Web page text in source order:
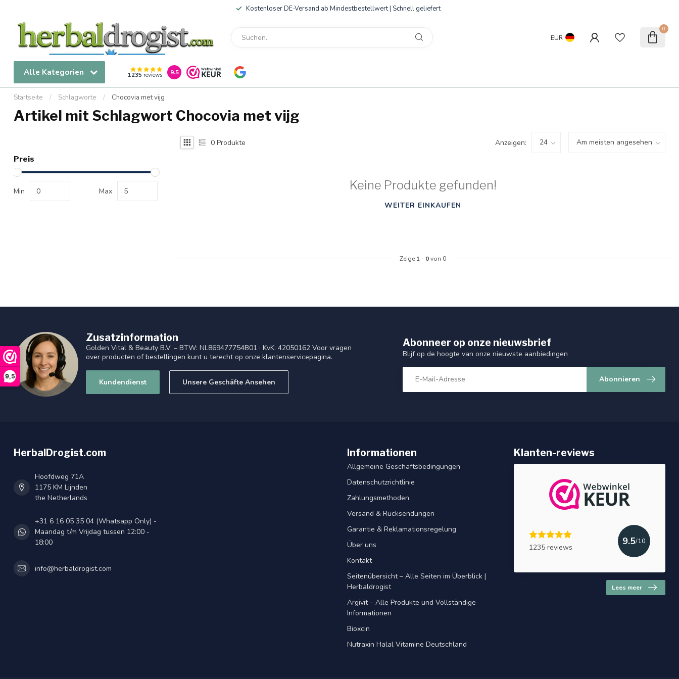
9,5
Kostenloser DE-Versand ab Mindestbestellwert | Schnell geliefert
EUR
0
Alle Kategorien 1235 reviews 9.5
Startseite / Schlagworte / Chocovia met vijg
Artikel mit Schlagwort Chocovia met vijg
Preis
Min Max
0 Produkte Anzeigen:
Keine Produkte gefunden!
WEITER EINKAUFEN
Zeige 1 - 0von 0
Zusatzinformation
Golden Vital & Beauty B.V. – BTW: NL869477754B01 · KvK: 42050162 Voor vragen
over producten of bestellingen kunt u terecht op onze klantenservicepagina.
Kundendienst Unsere Geschäfte Ansehen
Abonneer op onze nieuwsbrief
Blijf op de hoogte van onze nieuwste aanbiedingen
Abonnieren
HerbalDrogist.com
Hoofdweg 71A
1175 KM Lijnden
the Netherlands
+31 6 16 05 35 04 (Whatsapp Only) -
Maandag t/m Vrijdag tussen 12:00 -
18:00
info@herbaldrogist.com
Informationen
Allgemeine Geschäftsbedingungen
Datenschutzrichtlinie
Zahlungsmethoden
Versand & Rücksendungen
Garantie & Reklamationsregelung
Über uns
Kontakt
Seitenübersicht – Alle Seiten im Überblick |
Herbaldrogist
Argivit – Alle Produkte und Vollständige
Informationen
Bioxcin
Nutraxin Halal Vitamine Deutschland
Klanten-reviews
1235 reviews
9.5/10
Lees meer